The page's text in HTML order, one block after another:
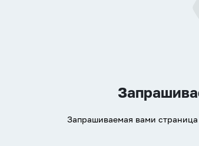
Запрашиваемая вами